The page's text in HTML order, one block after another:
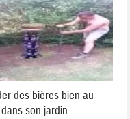
des bières bien au
son jardin